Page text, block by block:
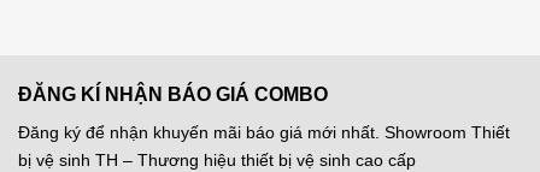
ĐĂNG KÍ NHẬN BÁO GIÁ COMBO
Đăng ký để nhận khuyến mãi báo giá mới nhất. Showroom Thiết
bị vệ sinh TH – Thương hiệu thiết bị vệ sinh cao cấp